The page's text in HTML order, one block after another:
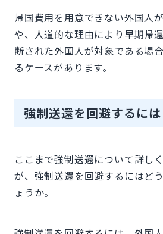
帰国費用を用意できない外国人
や、人道的な理由により早期帰
断された外国人が対象である場
るケースがあります。
強制送還を回避するには
ここまで強制送還について詳し
が、強制送還を回避するにはど
ょうか。